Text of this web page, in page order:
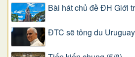
Bài hát chủ đề ĐH Giới
ĐTC sẽ tông du